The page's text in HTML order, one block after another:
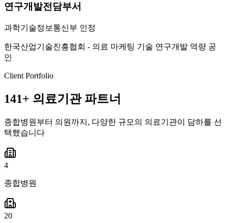
연구개발전담부서
과학기술정보통신부 인정
한국산업기술진흥협회 - 의료 마케팅 기술 연구개발 역량 공
인
Client Portfolio
141+ 의료기관 파트너
종합병원부터 의원까지, 다양한 규모의 의료기관이 담하를 선
택했습니다
4
종합병원
20